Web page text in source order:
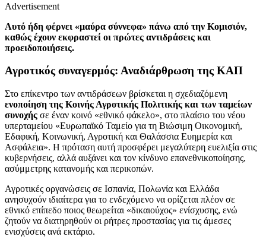
Advertisement
Αυτό ήδη φέρνει «μαύρα σύννεφα» πάνω από την Κομισιόν,
καθώς έχουν εκφραστεί οι πρώτες αντιδράσεις και
προειδοποιήσεις.
Αγροτικός συναγερμός: Αναδιάρθρωση της ΚΑΠ
Στο επίκεντρο των αντιδράσεων βρίσκεται η σχεδιαζόμενη
ενοποίηση της Κοινής Αγροτικής Πολιτικής και των ταμείων
συνοχής σε έναν κοινό «εθνικό φάκελο», στο πλαίσιο του νέου
υπερταμείου «Ευρωπαϊκό Ταμείο για τη Βιώσιμη Οικονομική,
Εδαφική, Κοινωνική, Αγροτική και Θαλάσσια Ευημερία και
Ασφάλεια». Η πρόταση αυτή προσφέρει μεγαλύτερη ευελιξία στις
κυβερνήσεις, αλλά αυξάνει και τον κίνδυνο επανεθνικοποίησης,
ασύμμετρης κατανομής και περικοπών.
Αγροτικές οργανώσεις σε Ισπανία, Πολωνία και Ελλάδα
ανησυχούν ιδιαίτερα για το ενδεχόμενο να ορίζεται πλέον σε
εθνικό επίπεδο ποιος θεωρείται «δικαιούχος» ενίσχυσης, ενώ
ζητούν να διατηρηθούν οι ρήτρες προστασίας για τις άμεσες
ενισχύσεις ανά εκτάριο.